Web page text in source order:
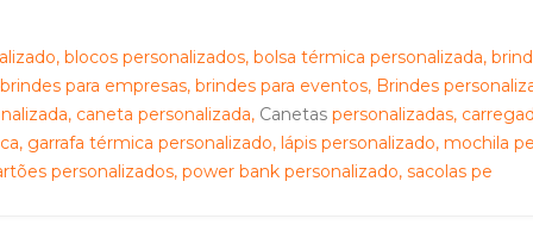
blocos personalizados, bolsa térmica personalizada,
para empresas, brindes para eventos, Brindes
caneta personalizada, Canetas personalizadas,
garrafa térmica personalizado, lápis personalizado, mochila
personalizados, power bank personalizado, sacolas pe